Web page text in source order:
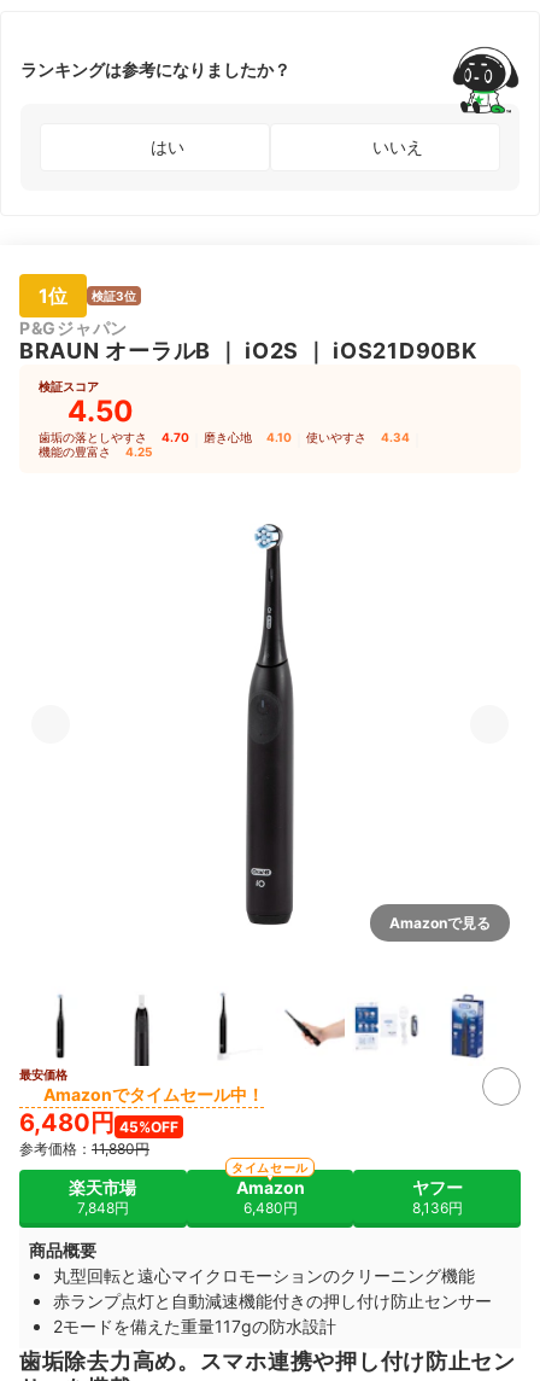
ランキングは参考になりましたか？
はい いいえ
1位 検証3位
P&Gジャパン
BRAUN オーラルB ｜ iO2S ｜ iOS21D90BK
検証スコア
4.50
歯垢の落としやすさ 4.70 磨き心地 4.10 使いやすさ 4.34
機能の豊富さ 4.25
Amazonで見る
最安価格
Amazonでタイムセール中！
6,480円 45%OFF
参考価格： 11,880円
楽天市場
7,848円
Amazon
6,480円
タイムセール
ヤフー
8,136円
商品概要
丸型回転と遠心マイクロモーションのクリーニング機能
赤ランプ点灯と自動減速機能付きの押し付け防止センサー
2モードを備えた重量117gの防水設計
歯垢除去力高め。スマホ連携や押し付け防止セン